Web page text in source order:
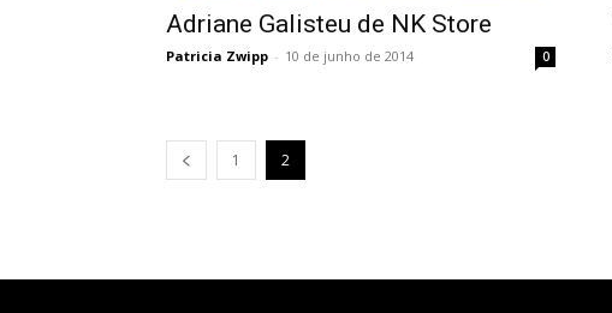
Adriane Galisteu de NK Store
Patricia Zwipp - 10 de junho de 2014 0
1 2